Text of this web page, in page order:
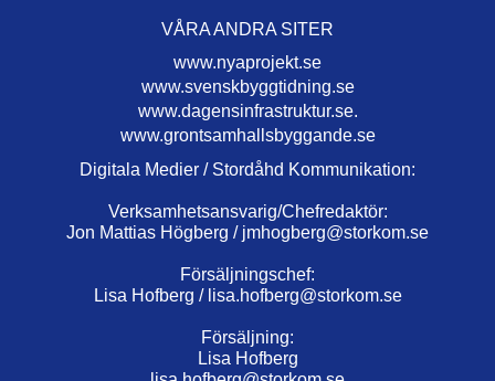
VÅRA ANDRA SITER
www.nyaprojekt.se
www.svenskbyggtidning.se
www.dagensinfrastruktur.se.
www.grontsamhallsbyggande.se
Digitala Medier / Stordåhd Kommunikation:
Verksamhetsansvarig/Chefredaktör:
Jon Mattias Högberg / jmhogberg@storkom.se
Försäljningschef:
Lisa Hofberg / lisa.hofberg@storkom.se
Försäljning:
Lisa Hofberg